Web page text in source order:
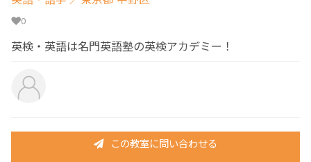
0
英検・英語は名門英語塾の英検アカデミー！
この教室に問い合わせる